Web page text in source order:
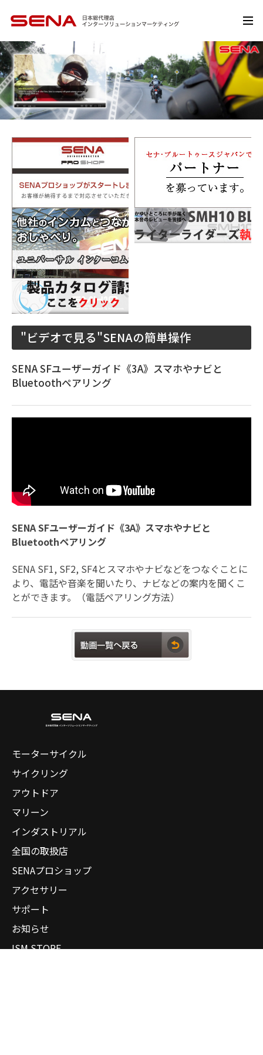
"ビデオで見る"SENAの簡単操作
SENA SFユーザーガイド《3A》スマホやナビと
Bluetoothペアリング
SENA SFユーザーガイド《3A》スマホやナビと
Bluetoothペアリング
SENA SF1, SF2, SF4とスマホやナビなどをつなぐことに
より、電話や音楽を聞いたり、ナビなどの案内を聞くこ
とができます。（電話ペアリング方法）
モーターサイクル
サイクリング
アウトドア
マリーン
インダストリアル
全国の取扱店
SENAプロショップ
アクセサリー
サポート
お知らせ
ISM STORE